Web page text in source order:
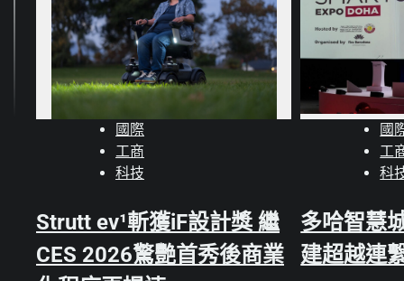
國際
工商
科技
Strutt ev¹斬獲iF設計獎 繼
CES 2026驚艷首秀後商業
國
工
科
多哈智慧
建超越連